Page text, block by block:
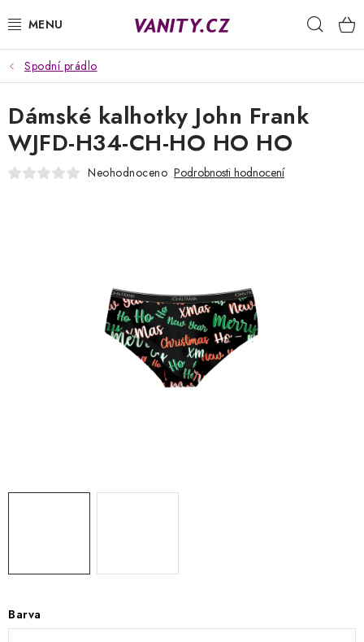
na
KABELKY
SPODNÍ PRÁDLO
PUNČOCHY
Obchodní podmínky
Spodní prádlo
Barva
Dámské kalhotky John Frank
WJFD-H34-CH-HO HO HO
Neohodnoceno Podrobnosti hodnocení